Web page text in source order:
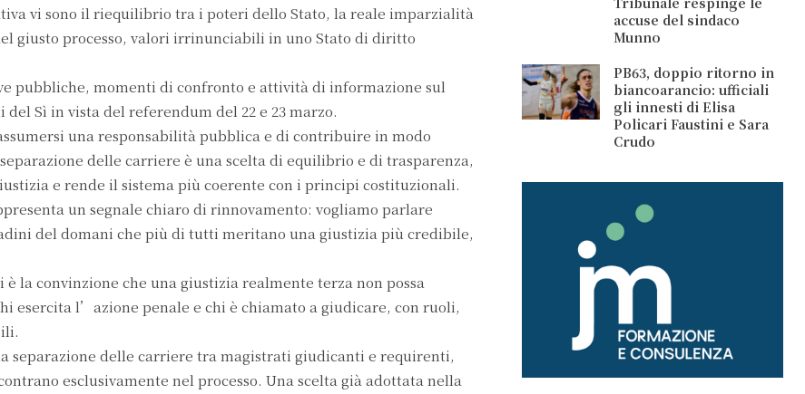
vi sono il riequilibrio tra i poteri dello Stato, la reale imparzialità
giusto processo, valori irrinunciabili in uno Stato di diritto
pubbliche, momenti di confronto e attività di informazione sul
Sì in vista del referendum del 22 e 23 marzo.
una responsabilità pubblica e di contribuire in modo
delle carriere è una scelta di equilibrio e di trasparenza,
e rende il sistema più coerente con i principi costituzionali.
un segnale chiaro di rinnovamento: vogliamo parlare
del domani che più di tutti meritano una giustizia più credibile,
la convinzione che una giustizia realmente terza non possa
esercita l’azione penale e chi è chiamato a giudicare, con ruoli,
separazione delle carriere tra magistrati giudicanti e requirenti,
esclusivamente nel processo. Una scelta già adottata nella
accuse del sindaco
Munno
PB63, doppio ritorno in
biancoarancio: ufficiali
gli innesti di Elisa
Policari Faustini e Sara
Crudo